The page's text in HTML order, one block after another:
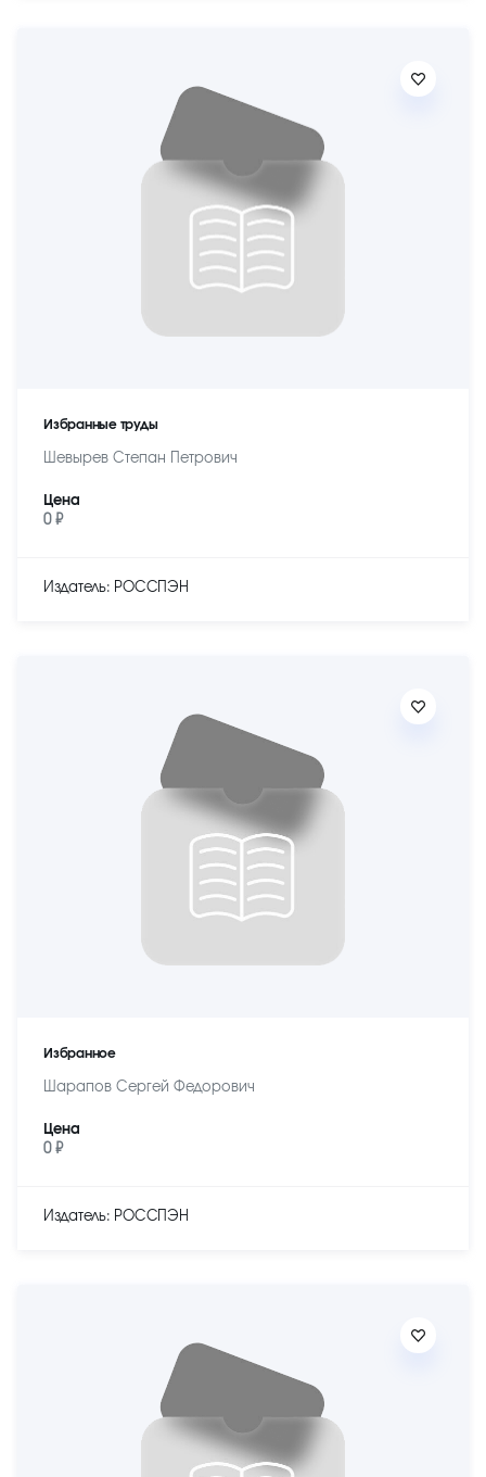
Избранные труды
Шевырев Степан Петрович
Цена
0 ₽
Издатель: РОССПЭН
Избранное
Шарапов Сергей Федорович
Цена
0 ₽
Издатель: РОССПЭН